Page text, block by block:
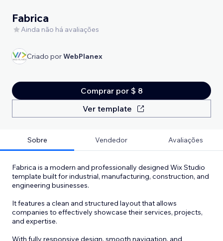
Fabrica
Ainda não há avaliações
Criado porWebPlanex
Comprar por $ 8
Ver template
Sobre Vendedor Avaliações
Fabrica is a modern and professionally designed Wix Studio
template built for industrial, manufacturing, construction, and
engineering businesses.
It features a clean and structured layout that allows
companies to effectively showcase their services, projects,
and expertise.
With fully responsive design, smooth navigation, and